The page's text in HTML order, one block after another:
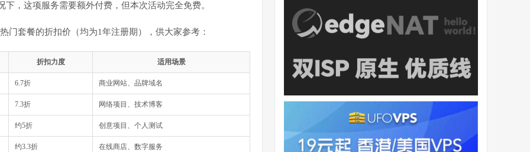
，这项服务需要额外付费，但本次活动完全免费。
门套餐的折扣价（均为1年注册期），供大家参考：
折扣力度 适用场景
6.7折 商业网站、品牌域名
7.3折 网络项目、技术博客
约5折 创意项目、个人测试
约3.3折 在线商店、数字服务